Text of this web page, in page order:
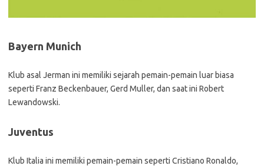
Bayern Munich
Klub asal Jerman ini memiliki sejarah pemain-pemain luar biasa
seperti Franz Beckenbauer, Gerd Muller, dan saat ini Robert
Lewandowski.
Juventus
Klub Italia ini memiliki pemain-pemain seperti Cristiano Ronaldo,